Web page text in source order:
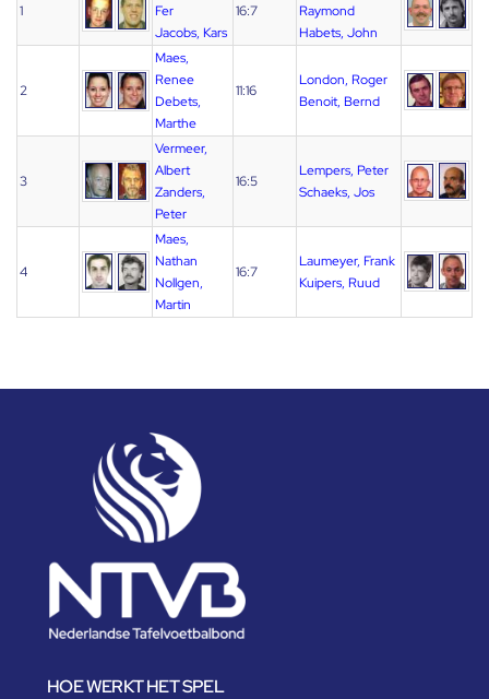
1
Fer
Jacobs, Kars
16:7
Raymond
Habets, John
2
Maes,
Renee
Debets,
Marthe
11:16
London, Roger
Benoit, Bernd
3
Vermeer,
Albert
Zanders,
Peter
16:5
Lempers, Peter
Schaeks, Jos
4
Maes,
Nathan
Nollgen,
Martin
16:7
Laumeyer, Frank
Kuipers, Ruud
HOE WERKT HET SPEL